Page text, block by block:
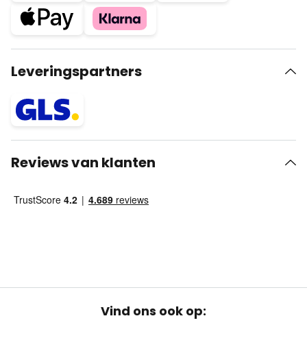
Leveringspartners
Reviews van klanten
Vind ons ook op: